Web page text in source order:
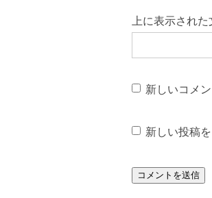
上に表示され
新しいコメ
新しい投稿